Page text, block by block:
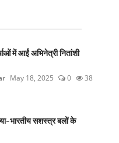
में आईं अभिनेत्री नितांशी
May 18, 2025 0 38
भारतीय सशस्त्र बलों के